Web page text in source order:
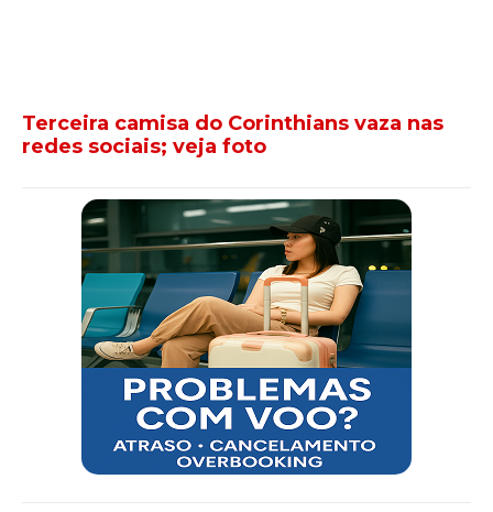
Terceira camisa do Corinthians vaza nas
redes sociais; veja foto